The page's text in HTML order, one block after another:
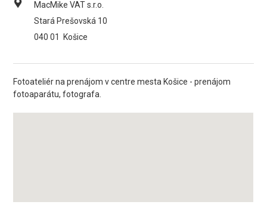
MacMike VAT s.r.o.
Stará Prešovská 10
040 01
Košice
Fotoateliér na prenájom v centre mesta Košice - prenájom
fotoaparátu, fotografa.